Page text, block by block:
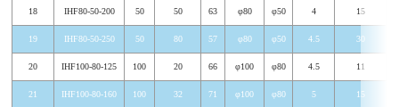
18 IHF80-50-200 50 50 63 φ80 φ50 4 15
19 IHF80-50-250 50 80 57 φ80 φ50 4.5 30
20 IHF100-80-125 100 20 66 φ100 φ80 4.5 11
21 IHF100-80-160 100 32 71 φ100 φ80 5 15